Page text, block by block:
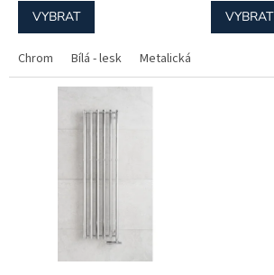
VYBRAT
Chrom Bílá - lesk Metalická stříbrná - lesk
VYBRAT